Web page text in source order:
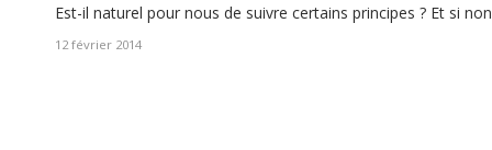
Est-il naturel pour nous de suivre certains principes ? Et si
12 février 2014